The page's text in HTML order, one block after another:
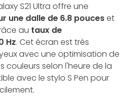
S21 Ultra offre une
une dalle de 6.8 pouceset
au taux de
Hz. Cet écran est très
avec une optimisation de
couleurs selon l'heure de la
avec le stylo S Pen pour